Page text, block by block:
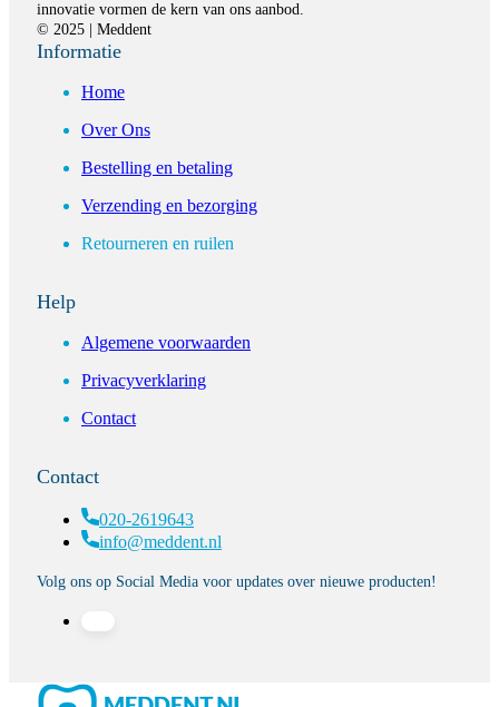
innovatie vormen de kern van ons aanbod.
© 2025 | Meddent
Informatie
Home
Over Ons
Bestelling en betaling
Verzending en bezorging
Retourneren en ruilen
Help
Algemene voorwaarden
Privacyverklaring
Contact
Contact
020-2619643
info@meddent.nl
Volg ons op Social Media voor updates over nieuwe producten!